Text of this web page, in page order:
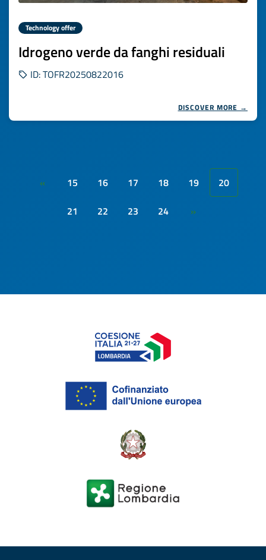
Technology offer
Idrogeno verde da fanghi residuali
ID: TOFR20250822016
DISCOVER MORE →
« 15 16 17 18 19
20
21
22 23 24 »